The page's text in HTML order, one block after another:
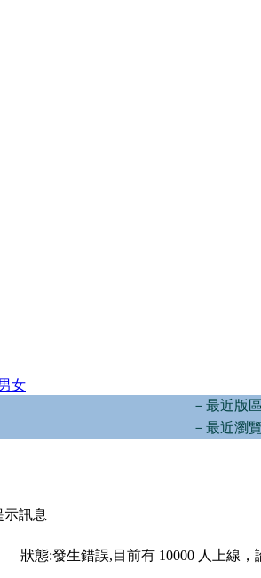
女
－最近版
－最近瀏
示訊息
狀態:發生錯誤,目前有 10000 人上線